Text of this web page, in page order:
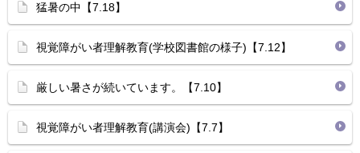
猛暑の中【7.18】
視覚障がい者理解教育(学校図書館の様子)【7.12】
厳しい暑さが続いています。【7.10】
視覚障がい者理解教育(講演会)【7.7】